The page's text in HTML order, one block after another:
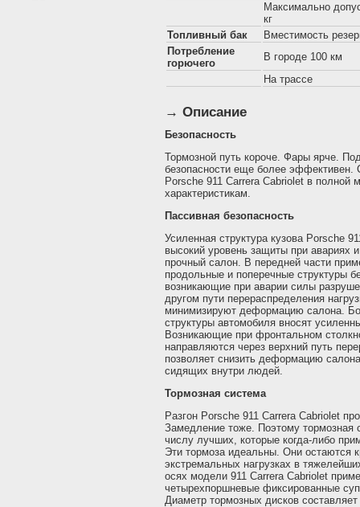
Максимально
кг
Топливный бак
Вместимость
Потребление
горючего
В городе 100 км
На трассе
→ Описание
Безопасность
Тормозной путь короче. Фары ярче.
безопасности еще более эффективен.
Porsche 911 Carrera Cabriolet в полной
характеристикам.
Пассивная безопасность
Усиленная структура кузова Porsche
высокий уровень защиты при авариях
прочный салон. В передней части
продольные и поперечные структуры
возникающие при аварии силы
другом пути перераспределения
минимизируют деформацию салона.
структуры автомобиля вносят
Возникающие при фронтальном
направляются через верхний путь
позволяет снизить деформацию
сидящих внутри людей.
Тормозная система
Разгон Porsche 911 Carrera Cabriolet
Замедление тоже. Поэтому тормозная
числу лучших, которые когда-либо
Эти тормоза идеальны. Они остаются
экстремальных нагрузках в
осях модели 911 Carrera Cabriolet
четырехпоршневые фиксированные
Диаметр тормозных дисков